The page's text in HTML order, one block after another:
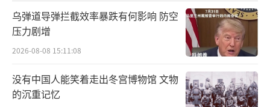
乌弹道导弹拦截效率暴跌有何影响 防空
压力剧增
2026-08-08 15:11:08
没有中国人能笑着走出冬宫博物馆 文物
的沉重记忆